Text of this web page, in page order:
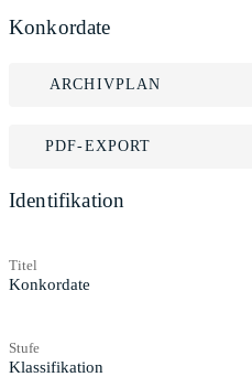
Konkordate
ARCHIVPLAN
PDF-EXPORT
Identifikation
Titel
Konkordate
Stufe
Klassifikation